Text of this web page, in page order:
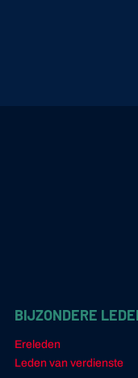
BIJZONDERE
Ereleden
Leden van verdienste